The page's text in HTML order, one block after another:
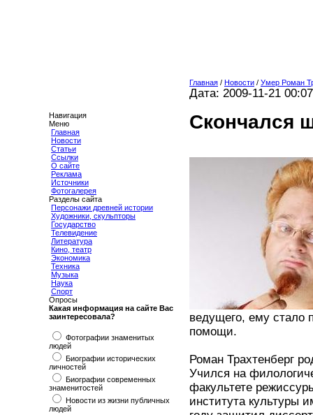
Навигация
Меню
Главная
Новости
Статьи
Ссылки
О сайте
Реклама
Источники
Фотогалерея
Разделы сайта
Персонажи древней истории
Художники, скульпторы
Государство
Телевидение
Литература
Кино, театр
Экономика
Техника
Музыка
Наука
Спорт
Опросы
Какая информация на сайте Вас
заинтересовала?
Фотографии знаменитых
людей
Биографии исторических
личностей
Биографии современных
знаменитостей
Новости из жизни публичных
людей
Главная / Новости / Умер Роман
Дата: 2009-11-21 00:07
Скончался
ведущего, ему стало
помощи.
Роман Трахтенберг
Учился на
факультете
института культуры